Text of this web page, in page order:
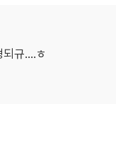
규....ㅎ